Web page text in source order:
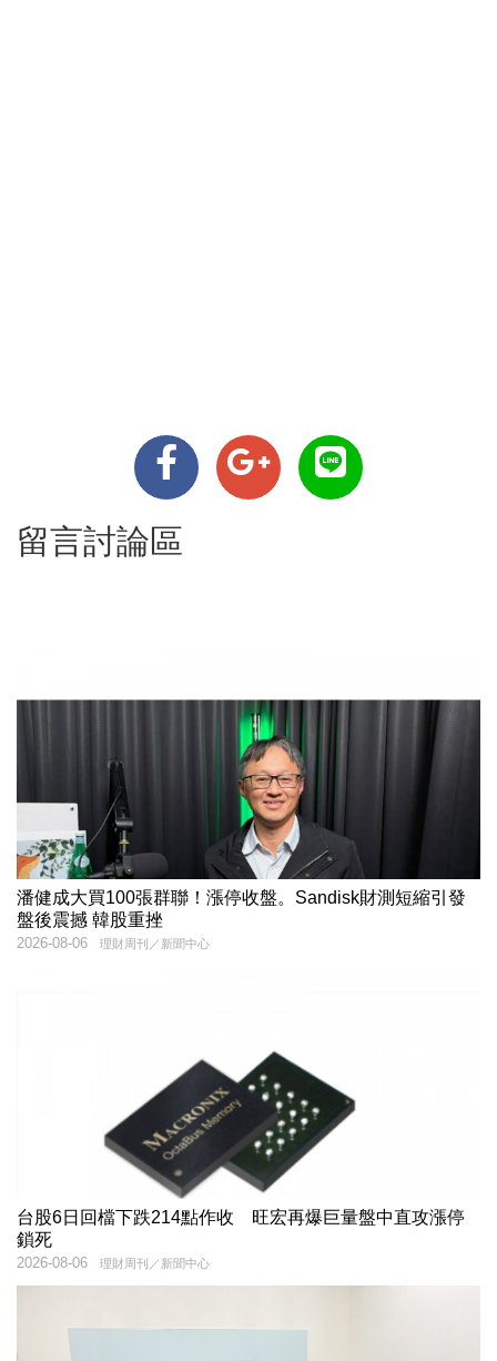
留言討論區
潘健成大買100張群聯！漲停收盤。Sandisk財測短縮引發
盤後震撼 韓股重挫
理財周刊／新聞中心
2026-08-06
台股6日回檔下跌214點作收 旺宏再爆巨量盤中直攻漲停
鎖死
理財周刊／新聞中心
2026-08-06